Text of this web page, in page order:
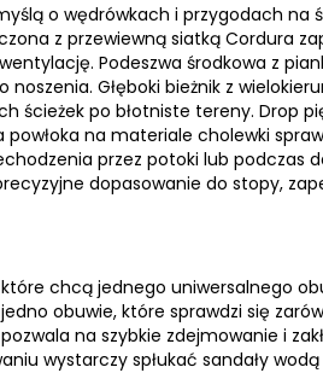
o wędrówkach i przygodach na
z przewiewną siatką Cordura
Podeszwa środkowa z
Głęboki bieżnik z
ścieżek po błotniste tereny. Drop
na materiale cholewki
przez potoki lub podczas
dopasowanie do stopy,
chcą jednego uniwersalnego
obuwie, które sprawdzi się
na szybkie zdejmowanie i
wystarczy spłukać sandały